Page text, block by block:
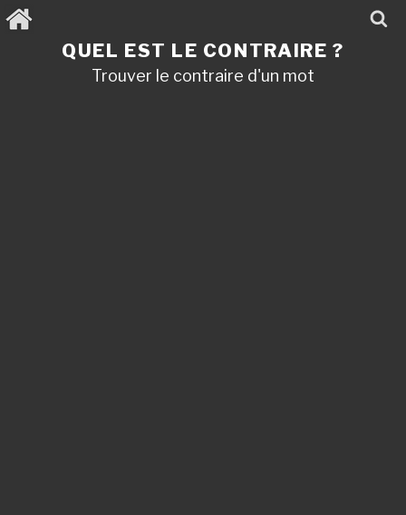
Aller
au
QUEL EST LE CONTRAIRE ?
Trouver le contraire d'un mot